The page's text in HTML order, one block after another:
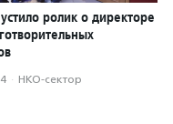
ролик о директоре
· НКО-сектор